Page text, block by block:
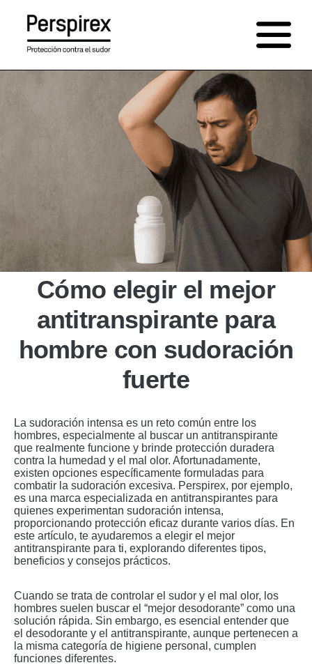
contenido
Cómo elegir el mejor
antitranspirante para
hombre con sudoración
fuerte
La sudoración intensa es un reto común entre los
hombres, especialmente al buscar un antitranspirante
que realmente funcione y brinde protección duradera
contra la humedad y el mal olor. Afortunadamente,
existen opciones específicamente formuladas para
combatir la sudoración excesiva. Perspirex, por ejemplo,
es una marca especializada en antitranspirantes para
quienes experimentan sudoración intensa,
proporcionando protección eficaz durante varios días. En
este artículo, te ayudaremos a elegir el mejor
antitranspirante para ti, explorando diferentes tipos,
beneficios y consejos prácticos.
Cuando se trata de controlar el sudor y el mal olor, los
hombres suelen buscar el “mejor desodorante” como una
solución rápida. Sin embargo, es esencial entender que
el desodorante y el antitranspirante, aunque pertenecen a
la misma categoría de higiene personal, cumplen
funciones diferentes.